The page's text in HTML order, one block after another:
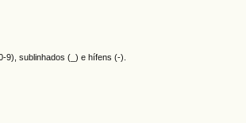
9), sublinhados (_) e hífens (-).